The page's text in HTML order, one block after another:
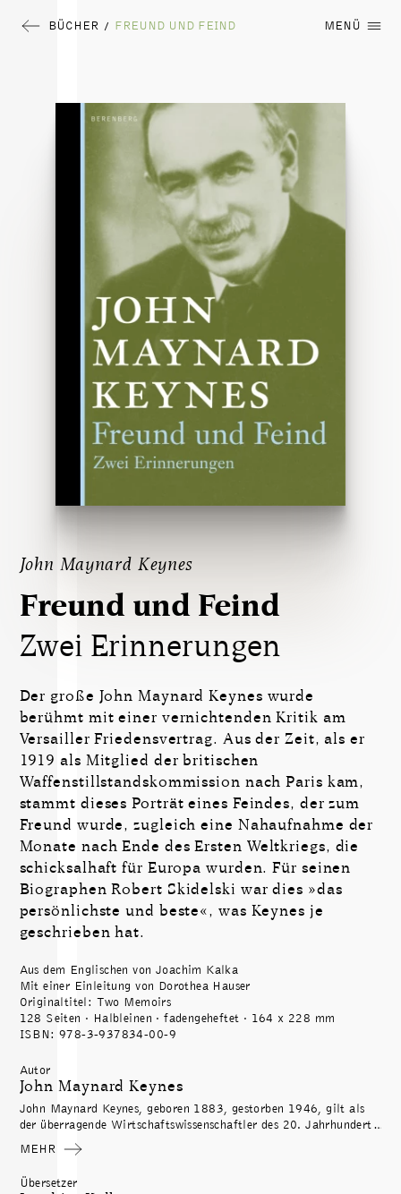
BÜCHER / FREUND UND FEIND MENÜ
John Maynard Keynes
Freund und Feind
Zwei Erinnerungen
Der große John Maynard Keynes wurde
berühmt mit einer vernichtenden Kritik am
Versailler Friedensvertrag. Aus der Zeit, als er
1919 als Mitglied der britischen
Waffenstillstandskommission nach Paris kam,
stammt dieses Porträt eines Feindes, der zum
Freund wurde, zugleich eine Nahaufnahme der
Monate nach Ende des Ersten Weltkriegs, die
schicksalhaft für Europa wurden. Für seinen
Biographen Robert Skidelski war dies »das
persönlichste und beste«, was Keynes je
geschrieben hat.
Aus dem Englischen von Joachim Kalka
Mit einer Einleitung von Dorothea Hauser
Originaltitel: Two Memoirs
128 Seiten · Halbleinen · fadengeheftet · 164 x 228 mm
ISBN: 978-3-937834-00-9
Autor
John Maynard Keynes
John Maynard Keynes, geboren 1883, gestorben 1946, gilt als
der überragende Wirtschaftswissenschaftler des 20. Jahrhunderts.
Seine Kritik des Versailler Friedensvertrags machte ihn 1920 mit
einem Schlag berühmt. Mit seinen Schriften zu Inflation und
Geldwertpolitik wurde er einer der Väter des modernen
Weltwährungssystems.
MEHR
Übersetzer